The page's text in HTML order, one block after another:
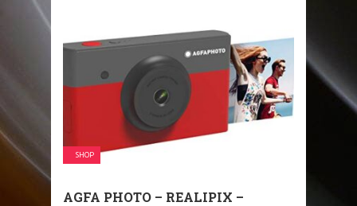
SHOP
AGFA PHOTO – REALIPIX –